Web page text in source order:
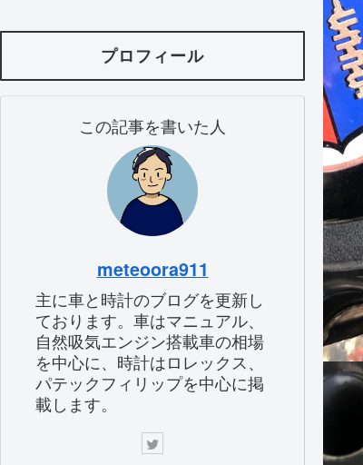
プロフィール
この記事を書いた人
meteoora911
主に車と時計のブログを更新し
ております。車はマニュアル、
自然吸気エンジン搭載車の相場
を中心に、時計はロレックス、
パテックフィリップを中心に掲
載します。